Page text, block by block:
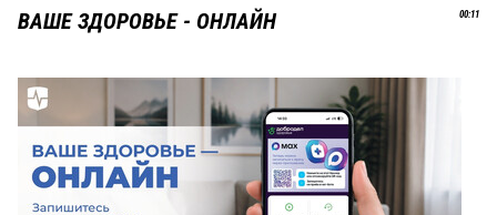
00:11
ВАШЕ ЗДОРОВЬЕ - ОНЛАЙН